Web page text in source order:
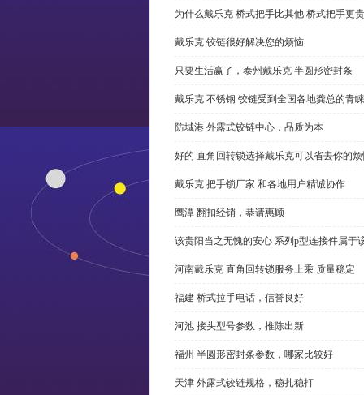
为什么戴乐克 桥式把手比其他 桥式把手更
戴乐克 铰链很好解决您的烦恼
只要生活赢了，泰州戴乐克 半圆形密封条
戴乐克 不锈钢 铰链受到全国各地龚总的青睐
防城港 外露式铰链中心，品质为本
好的 直角回转锁选择戴乐克可以省去你的
戴乐克 把手锁厂家 和各地用户精诚协作
鹰潭 翻扣经销，恭请惠顾
该贵阳当之无愧的安心 系列p型连接件属于
河南戴乐克 直角回转锁服务上乘 质量稳定
福建 桥式拉手电话，信誉良好
河池 接头型号参数，推陈出新
福州 半圆形密封条参数，哪家比较好
天津 外露式铰链规格，稳扎稳打